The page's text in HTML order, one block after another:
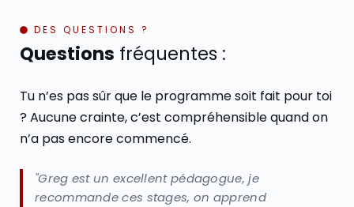
DES QUESTIONS ?
Questions fréquentes :
Tu n’es pas sûr que le programme soit fait pour toi
? Aucune crainte, c’est compréhensible quand on
n’a pas encore commencé.
"Greg est un excellent pédagogue, je
recommande ces stages, on apprend